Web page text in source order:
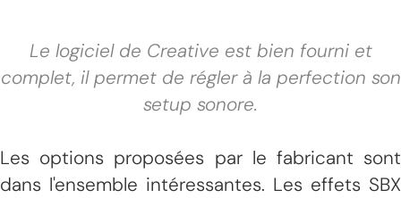
Le logiciel de Creative est bien fourni et
complet, il permet de régler à la perfection son
setup sonore.
Les options proposées par le fabricant sont
dans l'ensemble intéressantes. Les effets SBX